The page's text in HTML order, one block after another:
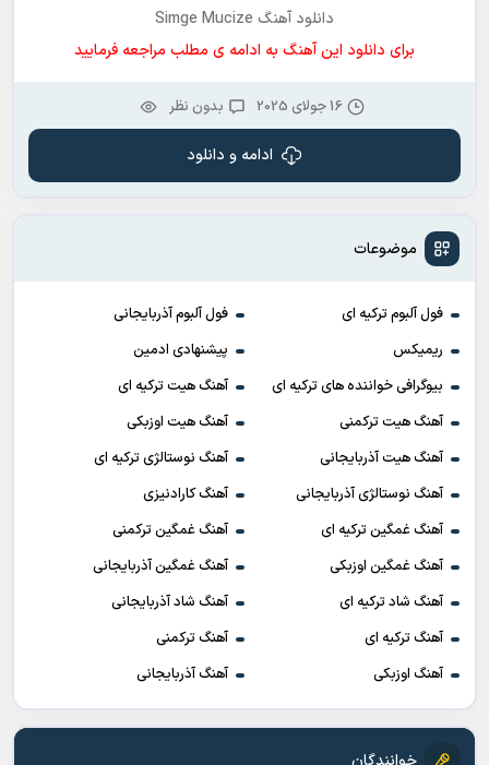
موضوعات
فول آلبوم ترکیه ای
فول آلبوم آذربایجانی
ریمیکس
پیشنهادی ادمین
بیوگرافی خواننده های ترکیه ای
آهنگ هیت ترکیه ای
آهنگ هیت ترکمنی
آهنگ هیت اوزبکی
آهنگ هیت آذربایجانی
آهنگ نوستالژی ترکیه ای
آهنگ نوستالژی آذربایجانی
آهنگ کارادنیزی
آهنگ غمگین ترکیه ای
آهنگ غمگین ترکمنی
آهنگ غمگین اوزبکی
آهنگ غمگین آذربایجانی
آهنگ شاد ترکیه ای
آهنگ شاد آذربایجانی
آهنگ ترکیه ای
آهنگ ترکمنی
آهنگ اوزبکی
آهنگ آذربایجانی
دانلود آهنگ Simge Mucize
برای دانلود این آهنگ به ادامه ی مطلب مراجعه فرمایید
16 جولای 2025 بدون نظر
ادامه و دانلود